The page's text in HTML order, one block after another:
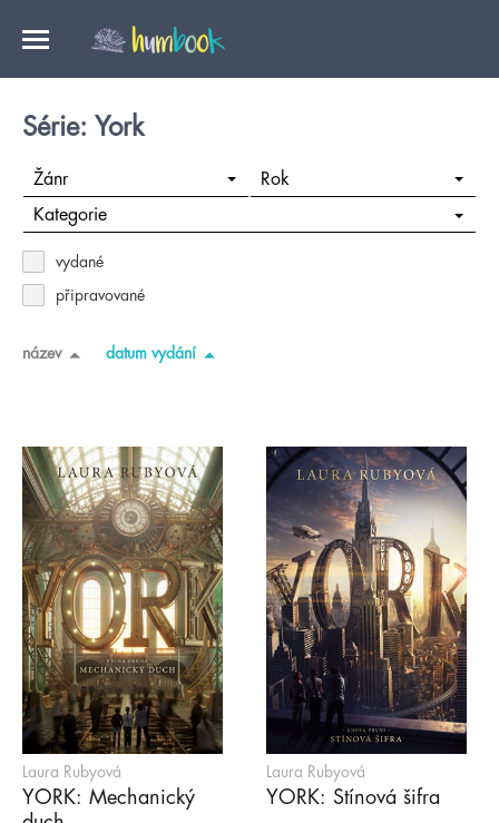
Série: York
Žánr Rok
Kategorie
vydané
připravované
název datum vydání
Laura Rubyová
YORK: Mechanický
Laura Rubyová
YORK: Stínová šifra